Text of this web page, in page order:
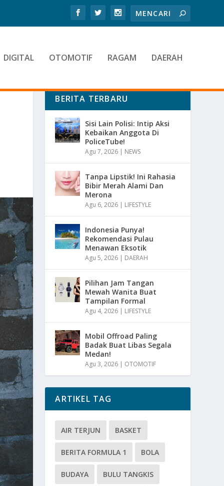
DIGITAL OTOMOTIF RAGAM DAERAH
BERITA TERBARU
Sisi Lain Polisi: Intip Aksi
Kebaikan Anggota Di
PoliceTube!
Agu 7, 2026 | NEWS
Tanpa Lipstik! Ini Rahasia
Bibir Merah Alami Dan
Merona
Agu 6, 2026 | LIFESTYLE
Indonesia Punya!
Rekomendasi Pulau
Menawan Eksotik
Agu 5, 2026 | DAERAH
Pilihan Jam Tangan
Mewah Wanita Buat
Tampilan Formal
Agu 4, 2026 | LIFESTYLE
Mobil Offroad Paling
Badak Buat Libas Segala
Medan!
Agu 3, 2026 | OTOMOTIF
ARTIKEL TAG
AIR TERJUN BASKET
BERITA FORMULA 1 BOLA
BUDAYA BULU TANGKIS